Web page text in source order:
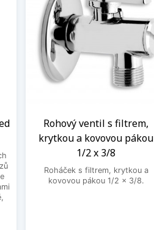
Rohový ventil s filtrem,
krytkou a kovovou pákou
1/2 x 3/8
Roháček s filtrem, krytkou a
kovovou pákou 1/2 x 3/8.